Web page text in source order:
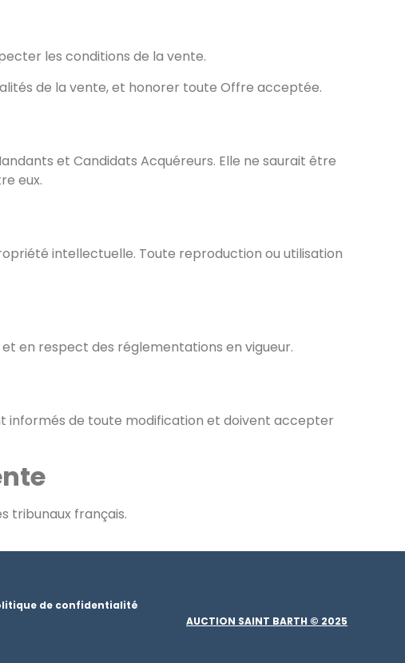
les conditions de la vente.
de la vente, et honorer toute Offre acceptée.
et Candidats Acquéreurs. Elle ne saurait être
eux.
intellectuelle. Toute reproduction ou utilisation
en respect des réglementations en vigueur.
informés de toute modification et doivent accepter
tribunaux français.
de confidentialité
AUCTION SAINT BARTH © 2025